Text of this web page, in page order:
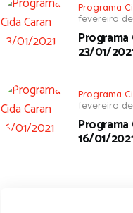
Programa
fevereiro de
Programa
23/01/
Programa
fevereiro de
Programa
16/01/